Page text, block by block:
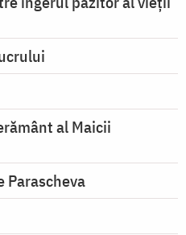
al Maicii
Parascheva